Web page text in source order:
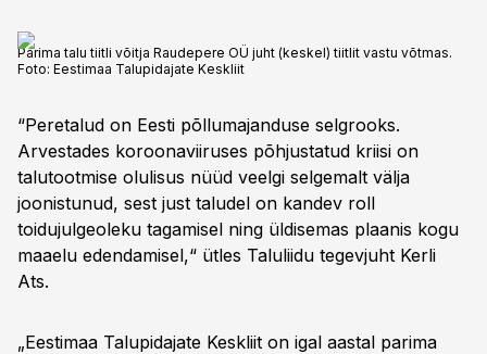
Parima talu tiitli võitja Raudepere OÜ juht (keskel) tiitlit vastu võtmas.
Foto: Eestimaa Talupidajate Keskliit
“Peretalud on Eesti põllumajanduse selgrooks.
Arvestades koroonaviiruses põhjustatud kriisi on
talutootmise olulisus nüüd veelgi selgemalt välja
joonistunud, sest just taludel on kandev roll
toidujulgeoleku tagamisel ning üldisemas plaanis kogu
maaelu edendamisel,“ ütles Taluliidu tegevjuht Kerli
Ats.
„Eestimaa Talupidajate Keskliit on igal aastal parima